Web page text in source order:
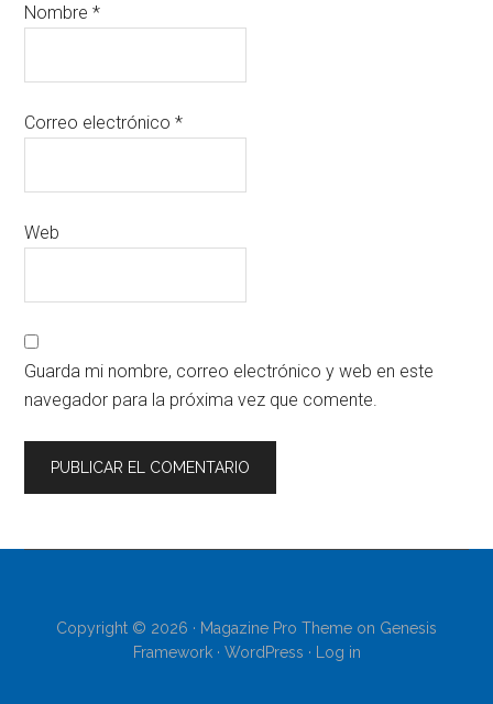
Nombre*
Correo electrónico*
Web
Guarda mi nombre, correo electrónico y web en este
navegador para la próxima vez que comente.
Copyright © 2026 · Magazine Pro Theme on Genesis
Framework· WordPress · Log in